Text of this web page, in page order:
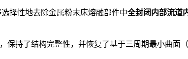
择性地去除金属粉末床熔融部件中全封闭内部流道
持了结构完整性，并恢复了基于三周期最小曲面